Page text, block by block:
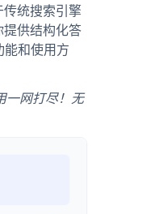
统搜索引擎
供结构化答
和使用方
一网打尽！无